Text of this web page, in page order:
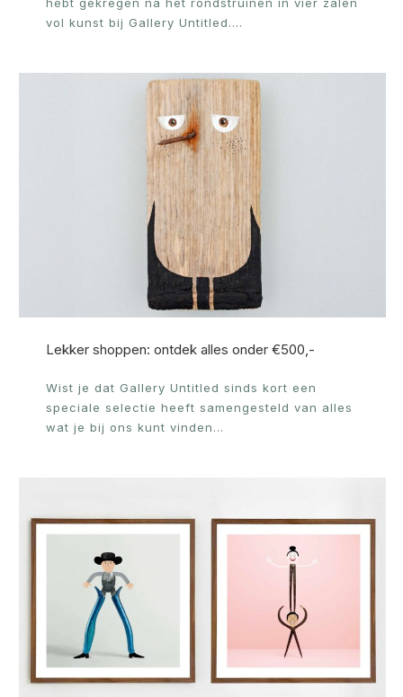
vol kunst bij Gallery Untitled.…
Lekker shoppen: ontdek alles onder €500,-
Wist je dat Gallery Untitled sinds kort een
speciale selectie heeft samengesteld van alles
wat je bij ons kunt vinden…